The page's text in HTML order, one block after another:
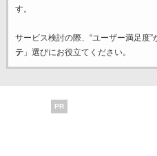
す。
サービス検討の際、“ユーザー満足度”
テ」選びにお役立てください。
PR